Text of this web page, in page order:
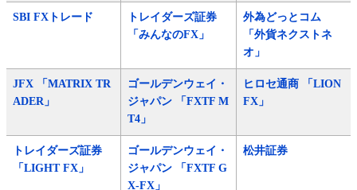
SBI FXトレード
トレイダーズ証券
「みんなのFX」
外為どっとコム
「外貨ネクストネ
オ」
JFX 「MATRIX TR
ADER」
ゴールデンウェイ・
ジャパン 「FXTF M
T4」
ヒロセ通商 「LION
FX」
トレイダーズ証券
「LIGHT FX」
ゴールデンウェイ・
ジャパン 「FXTF G
X-FX」
松井証券